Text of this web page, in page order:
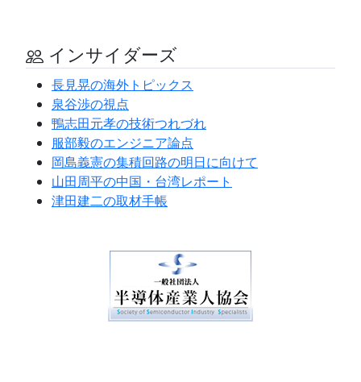
インサイダーズ
長見晃の海外トピックス
泉谷渉の視点
鴨志田元孝の技術つれづれ
服部毅のエンジニア論点
岡島義憲の集積回路の明日に向けて
山田周平の中国・台湾レポート
津田建二の取材手帳